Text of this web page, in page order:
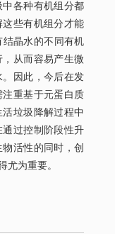
各种有机组分都
些有机组分才能
晶水的不同有机
从而容易产生微
因此，今后在发
重基于元蛋白质
垃圾降解过程中
过控制阶段性升
活性的同时，创
尤为重要。